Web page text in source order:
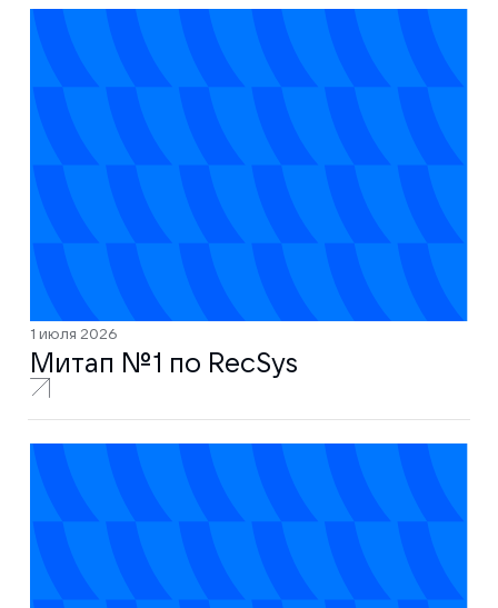
1 июля 2026
Митап № 1 по RecSys